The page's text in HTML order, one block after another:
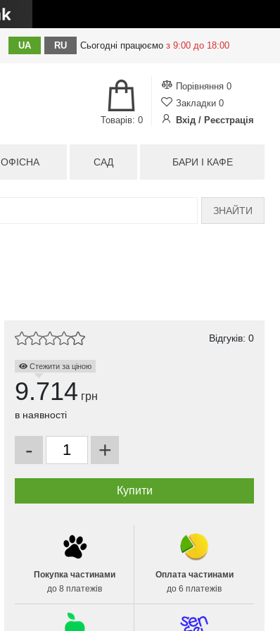
UA RU Сьогодні працюємо з 9:00 до 18:00
Порівняння 0
Закладки 0
Вхід / Реєстрація
Товарів: 0
ОФІСНА САД БАРИ І КАФЕ
ЗНАЙТИ
Відгуків: 0
Стежити за ціною
9.714 грн
в наявності
- +
Покупка частинами
до 8 платежів
Оплата частинами
до 6 платежів